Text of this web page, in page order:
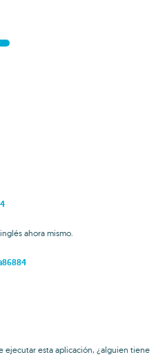
ahora mismo.
ejecutar esta aplicación, ¿alguien tiene